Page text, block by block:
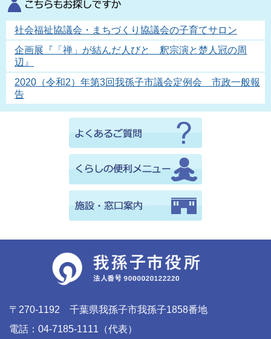
社会福祉協議会・まちづくり協議会の子育てサロン
企画展『「禅」が結んだ人びと 釈宗演と楚人冠の周
辺』
2020（令和2）年第3回我孫子市議会定例会 市政一般報
告
〒270-1192 千葉県我孫子市我孫子1858番地
電話：04-7185-1111（代表）